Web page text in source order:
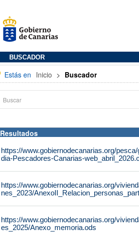
BUSCADOR
Estás en Inicio > Buscador
Resultados
https://www.gobiernodecanarias.org/
dia-Pescadores-Canarias-
https://www.gobiernodecanarias.org/
nes_2023/
https://www.gobiernodecanarias.org/
es_2025/Anexo_memoria.ods